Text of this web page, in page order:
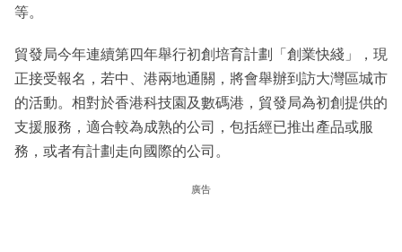
等。
貿發局今年連續第四年舉行初創培育計劃「創業快綫」，現
正接受報名，若中、港兩地通關，將會舉辦到訪大灣區城市
的活動。相對於香港科技園及數碼港，貿發局為初創提供的
支援服務，適合較為成熟的公司，包括經已推出產品或服
務，或者有計劃走向國際的公司。
廣告